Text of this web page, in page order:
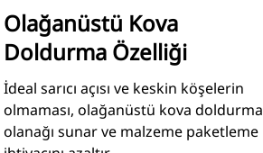
Olağanüstü Kova
Doldurma Özelliği
İdeal sarıcı açısı ve keskin köşelerin
olmaması, olağanüstü kova doldurma
olanağı sunar ve malzeme paketleme